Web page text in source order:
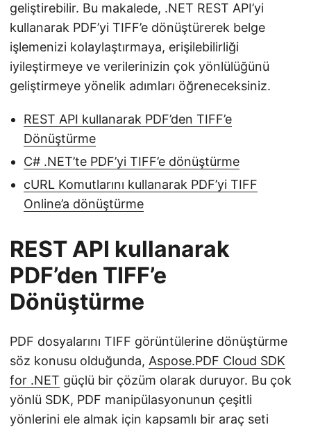
geliştirebilir. Bu makalede, .NET REST API’yi
kullanarak PDF’yi TIFF’e dönüştürerek belge
işlemenizi kolaylaştırmaya, erişilebilirliği
iyileştirmeye ve verilerinizin çok yönlülüğünü
geliştirmeye yönelik adımları öğreneceksiniz.
REST API kullanarak PDF’den TIFF’e
Dönüştürme
C# .NET’te PDF’yi TIFF’e dönüştürme
cURL Komutlarını kullanarak PDF’yi TIFF
Online’a dönüştürme
REST API kullanarak
PDF’den TIFF’e
Dönüştürme
PDF dosyalarını TIFF görüntülerine dönüştürme
söz konusu olduğunda, Aspose.PDF Cloud SDK
for .NET güçlü bir çözüm olarak duruyor. Bu çok
yönlü SDK, PDF manipülasyonunun çeşitli
yönlerini ele almak için kapsamlı bir araç seti